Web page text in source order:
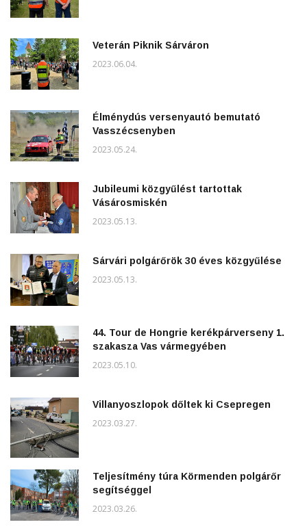
Veterán Piknik Sárváron
2023.06.04.
Élménydús versenyautó bemutató
Vasszécsenyben
2023.05.24.
Jubileumi közgyűlést tartottak
Vásárosmiskén
2023.05.13.
Sárvári polgárőrök 30 éves közgyűlése
2023.05.13.
44. Tour de Hongrie kerékpárverseny 1.
szakasza Vas vármegyében
2023.05.10.
Villanyoszlopok dőltek ki Csepregen
2023.03.27.
Teljesítmény túra Körmenden polgárőr
segítséggel
2023.03.26.